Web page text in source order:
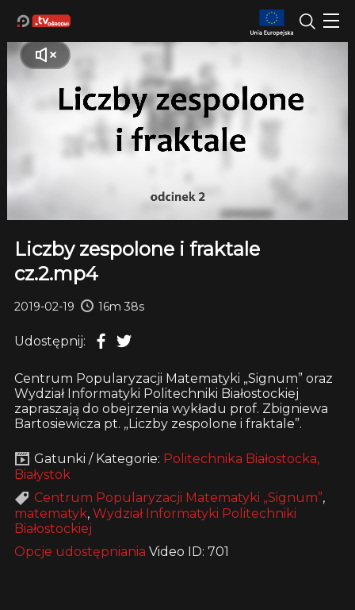
Liczby zespolone i fraktale
cz.2.mp4
2019-02-19 16m 38s
Udostępnij:
Centrum Popularyzacji Matematyki „Signum” oraz
Wydział Informatyki Politechniki Białostockiej
zapraszają do obejrzenia wykładu prof. Zbigniewa
Bartosiewicza pt. „Liczby zespolone i fraktale”.
Gatunki / Kategorie: Politechnika Białostocka,
Białystok
Centrum Popularyzacji Matematyki „Signum”,
matematyk, Wydział Informatyki Politechniki
Białostockiej
Opcje udostępniania Video ID: 701